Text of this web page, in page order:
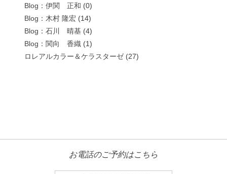
Blog：伊関 正和 (0)
Blog：木村 隆宏(14)
Blog：石川 晴基(4)
Blog：関向 香織(1)
ロレアルカラー＆ケラスターゼ(27)
お電話のご予約はこちら